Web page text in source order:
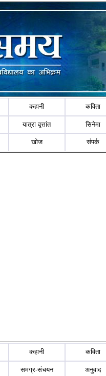
कहानी कविता
यात्रा वृत्तांत सिनेमा
खोज संपर्क
कहानी कविता
समग्र-संचयन अनुवाद